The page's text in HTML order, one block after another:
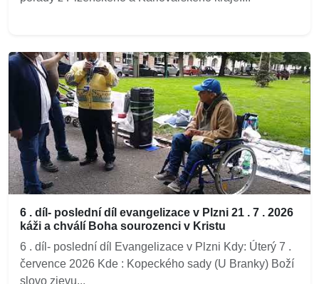
6 . díl- poslední díl evangelizace v Plzni 21 . 7 . 2026
káži a chválí Boha sourozenci v Kristu
6 . díl- poslední díl Evangelizace v Plzni Kdy: Úterý 7 .
července 2026 Kde : Kopeckého sady (U Branky) Boží
slovo zjevu...